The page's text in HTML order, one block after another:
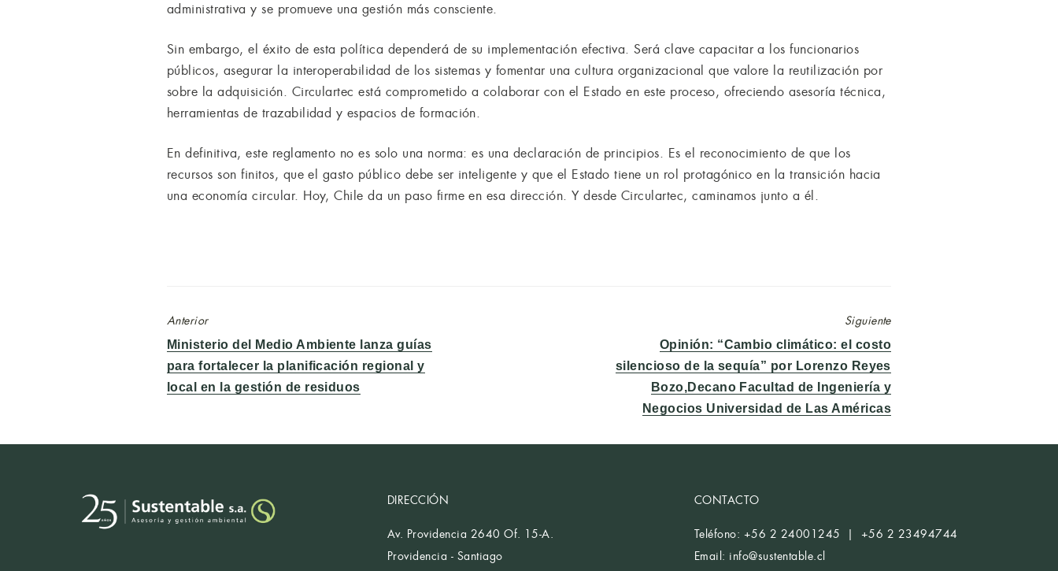
administrativa y se promueve una gestión más consciente.
Sin embargo, el éxito de esta política dependerá de su implementación efectiva. Será clave capacitar a los funcionarios
públicos, asegurar la interoperabilidad de los sistemas y fomentar una cultura organizacional que valore la reutilización por
sobre la adquisición. Circulartec está comprometido a colaborar con el Estado en este proceso, ofreciendo asesoría técnica,
herramientas de trazabilidad y espacios de formación.
En definitiva, este reglamento no es solo una norma: es una declaración de principios. Es el reconocimiento de que los
recursos son finitos, que el gasto público debe ser inteligente y que el Estado tiene un rol protagónico en la transición hacia
una economía circular. Hoy, Chile da un paso firme en esa dirección. Y desde Circulartec, caminamos junto a él.
Anterior
Entrada
anterior:
Ministerio del Medio Ambiente lanza guías
para fortalecer la planificación regional y
local en la gestión de residuos
Siguiente
Entrada
siguiente:
Opinión: “Cambio climático: el costo
silencioso de la sequía” por Lorenzo Reyes
Bozo,Decano Facultad de Ingeniería y
Negocios Universidad de Las Américas
DIRECCIÓN
Av. Providencia 2640 Of. 15-A.
Providencia - Santiago
CONTACTO
Teléfono: +56 2 24001245 | +56 2 23494744
Email: info@sustentable.cl